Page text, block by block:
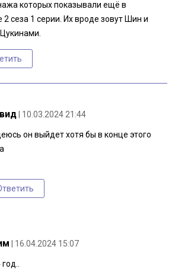
которых показывали ещё в
2 сеза 1 серии. Их вроде зовут Шин и
| 10.03.2024 21:44
он выйдет хотя бы в конце этого
| 16.04.2024 15:07